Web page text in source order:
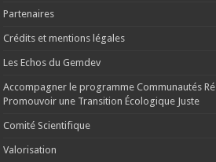
Partenaires
Crédits et mentions légales
Les Echos du Gemdev
Accompagner le programme Communautés
Promouvoir une Transition Écologique Juste
Comité Scientifique
Valorisation